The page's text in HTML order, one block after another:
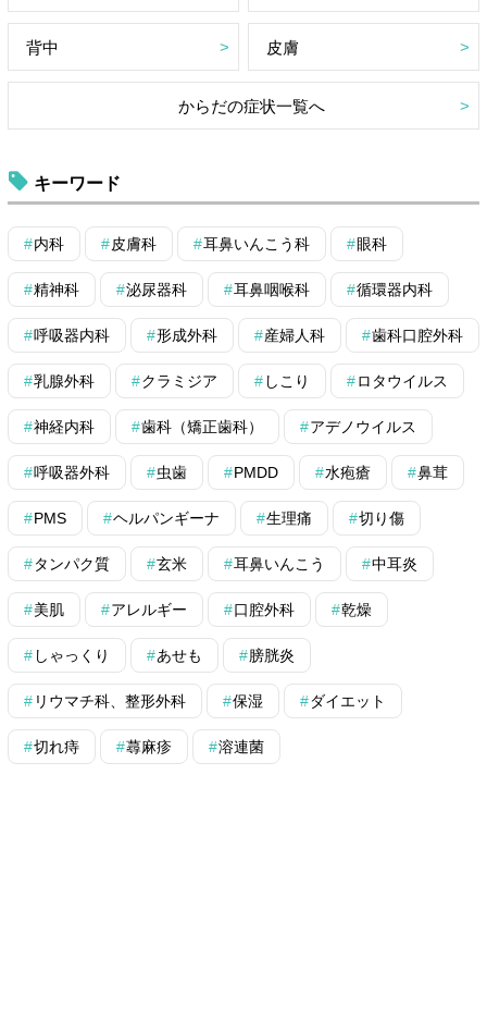
背中 皮膚
からだの症状一覧へ
キーワード
内科 皮膚科 耳鼻いんこう科 眼科
精神科 泌尿器科 耳鼻咽喉科 循環器内科
呼吸器内科 形成外科 産婦人科 歯科口腔外科
乳腺外科 クラミジア しこり ロタウイルス
神経内科 歯科（矯正歯科） アデノウイルス
呼吸器外科 虫歯 PMDD 水疱瘡 鼻茸
PMS ヘルパンギーナ 生理痛 切り傷
タンパク質 玄米 耳鼻いんこう 中耳炎
美肌 アレルギー 口腔外科 乾燥
しゃっくり あせも 膀胱炎
リウマチ科、整形外科 保湿 ダイエット
切れ痔 蕁麻疹 溶連菌